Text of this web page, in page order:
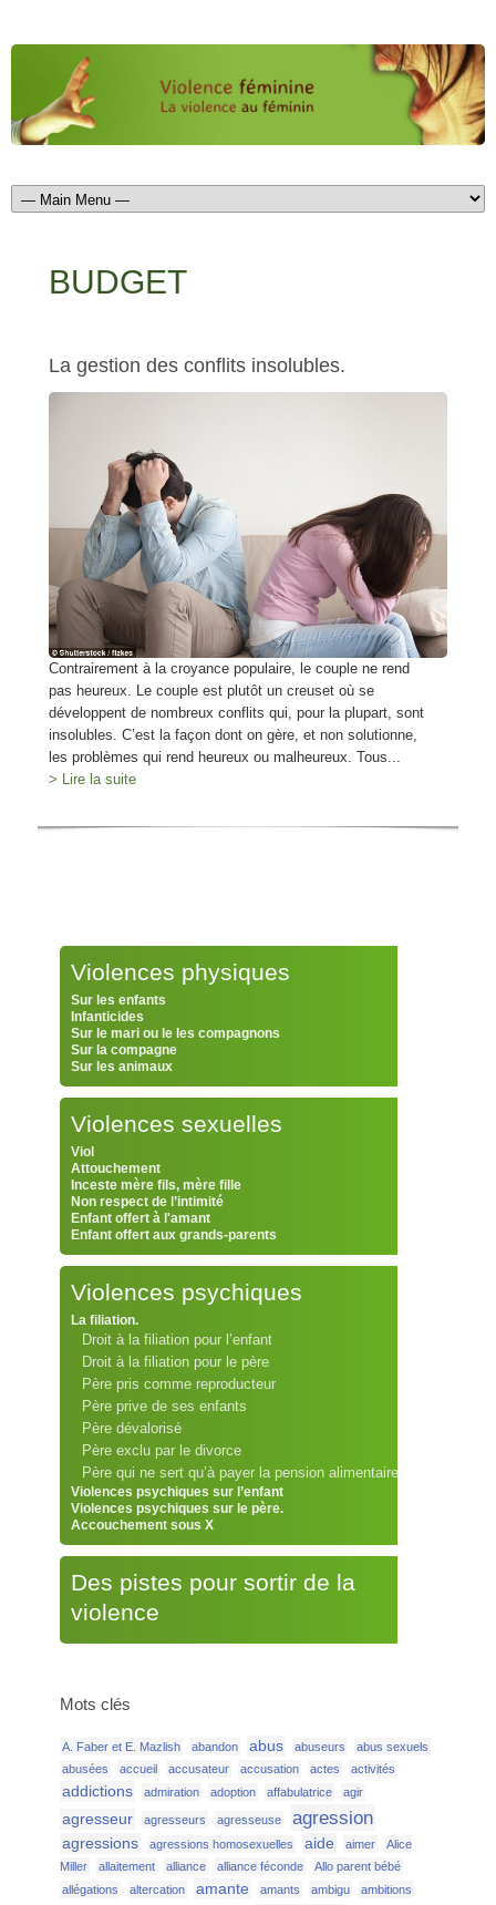
BUDGET
La gestion des conflits insolubles.
Contrairement à la croyance populaire, le couple ne rend
pas heureux. Le couple est plutôt un creuset où se
développent de nombreux conflits qui, pour la plupart, sont
insolubles. C’est la façon dont on gère, et non solutionne,
les problèmes qui rend heureux ou malheureux. Tous...
> Lire la suite
Violences physiques
Sur les enfants
Infanticides
Sur le mari ou le les compagnons
Sur la compagne
Sur les animaux
Violences sexuelles
Viol
Attouchement
Inceste mère fils, mère fille
Non respect de l’intimité
Enfant offert à l'amant
Enfant offert aux grands-parents
Violences psychiques
La filiation.
Droit à la filiation pour l’enfant
Droit à la filiation pour le père
Père pris comme reproducteur
Père prive de ses enfants
Père dévalorisé
Père exclu par le divorce
Père qui ne sert qu’à payer la pension alimentaire
Violences psychiques sur l’enfant
Violences psychiques sur le père.
Accouchement sous X
Des pistes pour sortir de la
violence
Mots clés
A. Faber et E. Mazlish abandon abus abuseurs
abus sexuels
abusées
accueil accusateur accusation actes activités
addictions admiration adoption affabulatrice agir
agresseur agresseurs agresseuse agression
agressions agressions homosexuelles aide aimer
Alice
Miller
allaitement alliance alliance féconde
Allo parent bébé
allégations
altercation amante amants ambigu ambitions